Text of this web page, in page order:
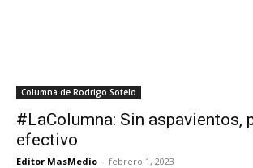
Columna de Rodrigo Sotelo
#LaColumna: Sin aspavientos,
efectivo
Editor MasMedio - febrero 1, 2023